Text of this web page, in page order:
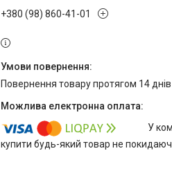
+380 (98) 860-41-01
повернення товару протягом 14 днів
У
купити будь-який товар не